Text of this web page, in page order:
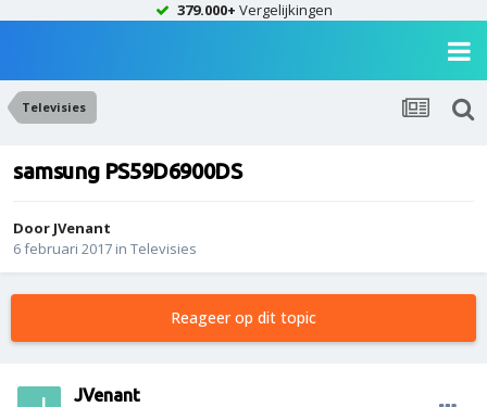
379.000+ Vergelijkingen
Televisies
samsung PS59D6900DS
Door JVenant
6 februari 2017 in Televisies
Reageer op dit topic
JVenant